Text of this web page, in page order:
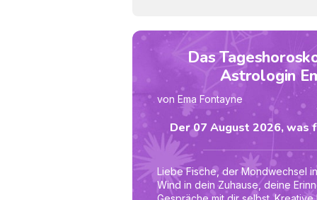
Das
Astrologin
von Ema Fontayne
Der 07 August 2026, was
Liebe Fische, der Mondwechsel
Wind in dein Zuhause, deine